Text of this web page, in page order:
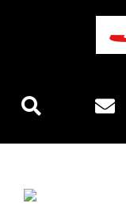
JBCテクノロジー
新製品情報